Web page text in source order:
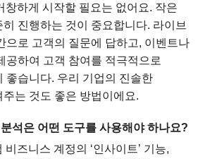
창하게 시작할 필요는 없어요. 작은
진행하는 것이 중요합니다. 라이브
으로 고객의 질문에 답하고, 이벤트나
공하여 고객 참여를 적극적으로
좋습니다. 우리 기업의 진솔한
주는 것도 좋은 방법이에요.
석은 어떤 도구를 사용해야 하나요?
비즈니스 계정의 ‘인사이트’ 기능,